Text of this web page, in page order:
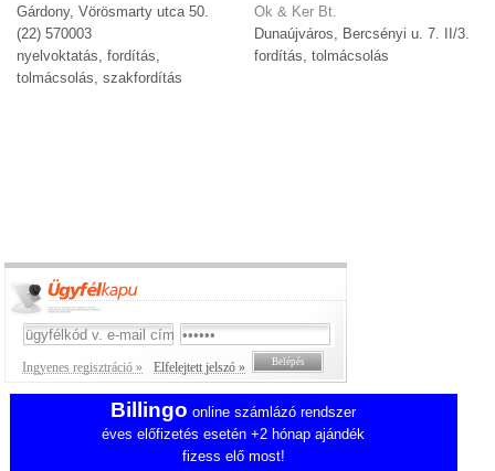
Gárdony, Vörösmarty utca 50.
(22) 570003
nyelvoktatás, fordítás,
tolmácsolás, szakfordítás
Ok & Ker Bt.
Dunaújváros, Bercsényi u. 7. II/3.
fordítás, tolmácsolás
Ingyenes regisztráció » Elfelejtett jelszó »
Billingo online számlázó rendszer
éves előfizetés esetén +2 hónap ajándék
fizess elő most!